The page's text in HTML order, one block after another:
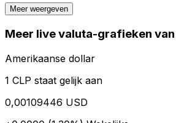
Meer weergeven
Meer live valuta-grafieken van
Amerikaanse dollar
1 CLP staat gelijk aan
0,00109446 USD